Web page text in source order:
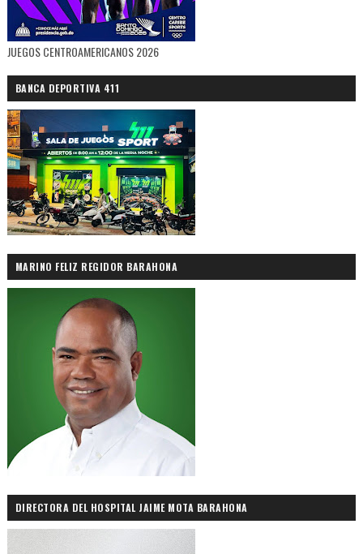
JUEGOS CENTROAMERICANOS 2026
BANCA DEPORTIVA 411
MARINO FELIZ REGIDOR BARAHONA
DIRECTORA DEL HOSPITAL JAIME MOTA BARAHONA